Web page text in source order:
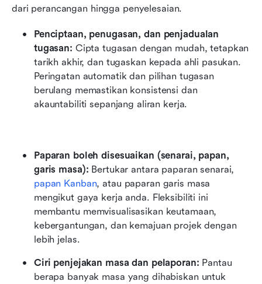
dari perancangan hingga penyelesaian.
Penciptaan, penugasan, dan penjadualan
tugasan: Cipta tugasan dengan mudah, tetapkan
tarikh akhir, dan tugaskan kepada ahli pasukan.
Peringatan automatik dan pilihan tugasan
berulang memastikan konsistensi dan
akauntabiliti sepanjang aliran kerja.
Paparan boleh disesuaikan (senarai, papan,
garis masa):
papan Kanban, atau paparan garis masa
mengikut gaya kerja anda. Fleksibiliti ini
membantu memvisualisasikan keutamaan,
kebergantungan, dan kemajuan projek dengan
lebih jelas.
Ciri penjejakan masa dan pelaporan: Pantau
berapa banyak masa yang dihabiskan untuk